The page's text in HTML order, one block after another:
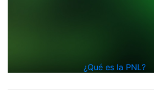
¿Qué es la PNL?